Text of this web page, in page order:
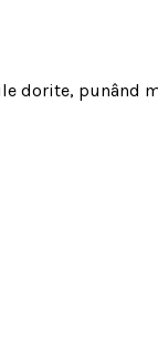
dorite, punând